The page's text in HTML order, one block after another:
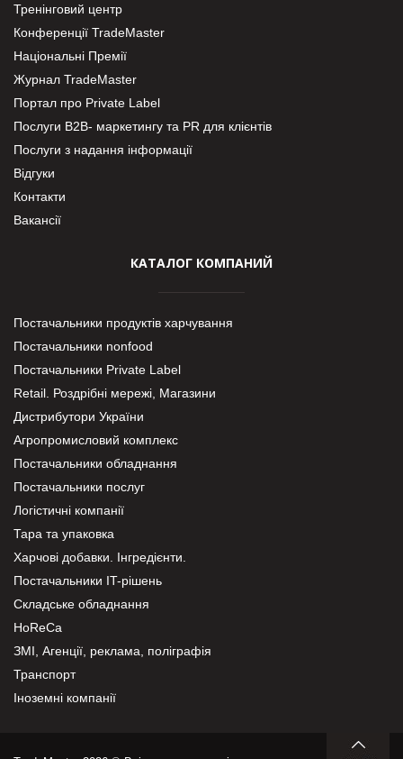
Тренінговий центр
Конференції TradeMaster
Національні Премії
Журнал TradeMaster
Портал про Private Label
Послуги В2В- маркетингу та PR для клієнтів
Послуги з надання інформації
Відгуки
Контакти
Вакансії
КАТАЛОГ КОМПАНИЙ
Постачальники продуктів харчування
Постачальники nonfood
Постачальники Private Label
Retail. Роздрібні мережі, Магазини
Дистрибутори України
Агропромисловий комплекс
Постачальники обладнання
Постачальники послуг
Логістичні компанії
Тара та упаковка
Харчові добавки. Інгредієнти.
Постачальники IT-рішень
Складське обладнання
HoReCa
ЗМІ, Агенції, реклама, поліграфія
Транспорт
Іноземні компанії